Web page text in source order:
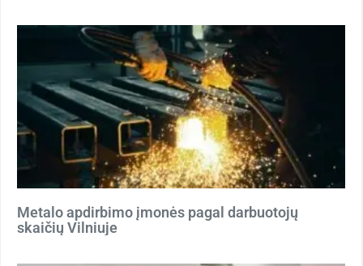
Metalo apdirbimo įmonės pagal darbuotojų
skaičių Vilniuje